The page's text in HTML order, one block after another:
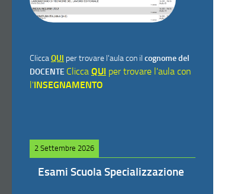
CliccaQUI per trovare l'aula con il cognome del
DOCENTE Clicca QUI per trovare l'aula con
l'INSEGNAMENTO
2 Settembre 2026
Esami Scuola Specializzazione